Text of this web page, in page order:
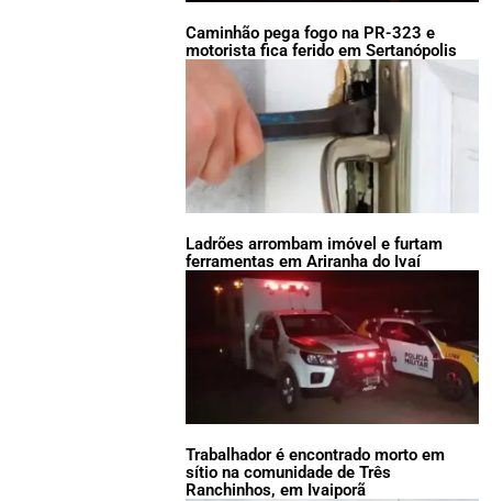
Caminhão pega fogo na PR-323 e
motorista fica ferido em Sertanópolis
Ladrões arrombam imóvel e furtam
ferramentas em Ariranha do Ivaí
Trabalhador é encontrado morto em
sítio na comunidade de Três
Ranchinhos, em Ivaiporã